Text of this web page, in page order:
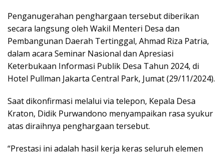
Penganugerahan penghargaan tersebut diberikan
secara langsung oleh Wakil Menteri Desa dan
Pembangunan Daerah Tertinggal, Ahmad Riza Patria,
dalam acara Seminar Nasional dan Apresiasi
Keterbukaan Informasi Publik Desa Tahun 2024, di
Hotel Pullman Jakarta Central Park, Jumat (29/11/2024).
Saat dikonfirmasi melalui via telepon, Kepala Desa
Kraton, Didik Purwandono menyampaikan rasa syukur
atas diraihnya penghargaan tersebut.
“Prestasi ini adalah hasil kerja keras seluruh elemen